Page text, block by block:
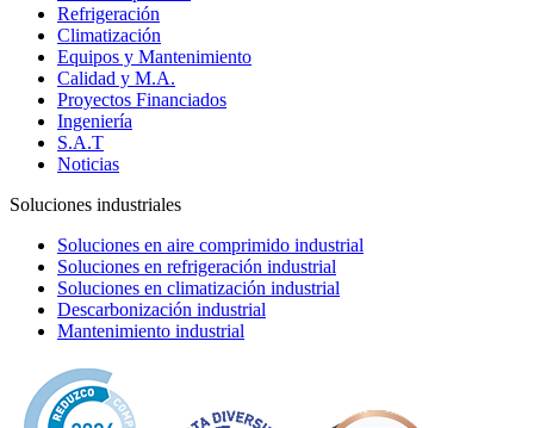
Refrigeración
Climatización
Equipos y Mantenimiento
Calidad y M.A.
Proyectos Financiados
Ingeniería
S.A.T
Noticias
Soluciones industriales
Soluciones en aire comprimido industrial
Soluciones en refrigeración industrial
Soluciones en climatización industrial
Descarbonización industrial
Mantenimiento industrial